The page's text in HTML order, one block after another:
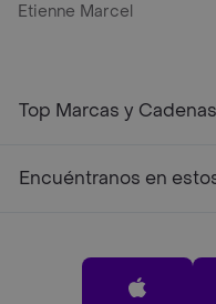
Etienne Marcel
Top Marcas y
Encuéntranos en